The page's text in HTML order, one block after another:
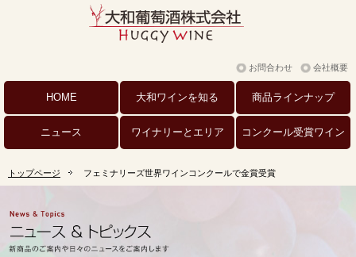
会社概要
お問合わせ
HOME 大和ワインを知る 商品ラインナップ
ニュース ワイナリーと エリア コンクール受賞ワイン
トップページ フェミナリーズ世界ワインコンクールで金賞受賞